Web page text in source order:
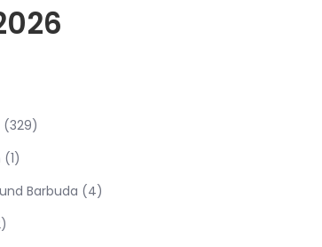
(329)
(1)
Barbuda (4)